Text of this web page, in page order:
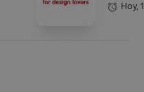
Hoy,